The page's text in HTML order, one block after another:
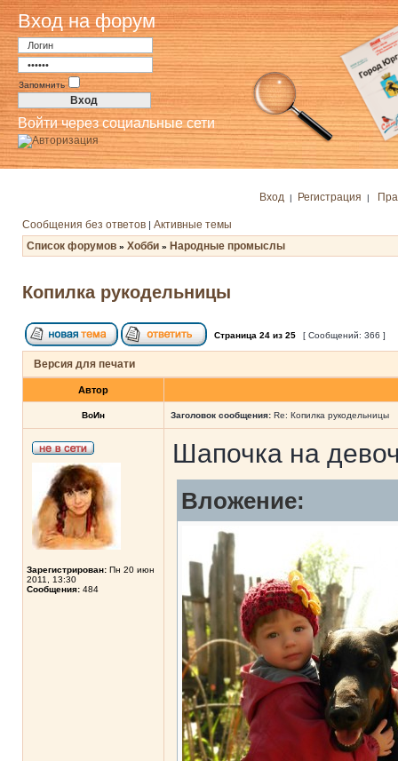
Вход на форум
Запомнить
Войти через социальные сети
Вход | Регистрация |
Сообщения без ответов | Активные темы
Список форумов » Хобби » Народные промыслы
Копилка рукодельницы
Страница 24 из 25 [ Сообщений: 366 ]
Версия для печати
Автор
ВоИн Заголовок сообщения: Re: Копилка рукодельницы
Зарегистрирован: Пн 20 июн
2011, 13:30
Сообщения: 484
Шапочка на
Вложение: